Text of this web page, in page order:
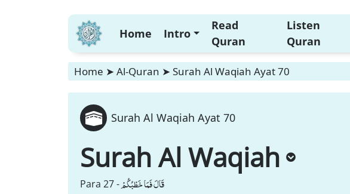
Home Intro
Read
Quran
Listen
Quran
Home ➤ Al-Quran ➤ Surah Al Waqiah Ayat 70
Surah Al Waqiah Ayat 70
Surah Al Waqiah
Para 27 -قَالَ فَمَا خَطْبُكُمْ